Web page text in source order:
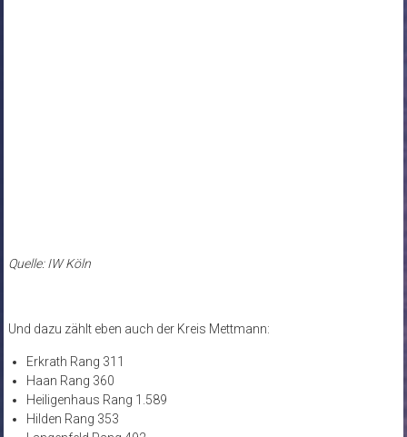
Quelle: IW Köln
Und dazu zählt eben auch der Kreis Mettmann:
Erkrath Rang 311
Haan Rang 360
Heiligenhaus Rang 1.589
Hilden Rang 353